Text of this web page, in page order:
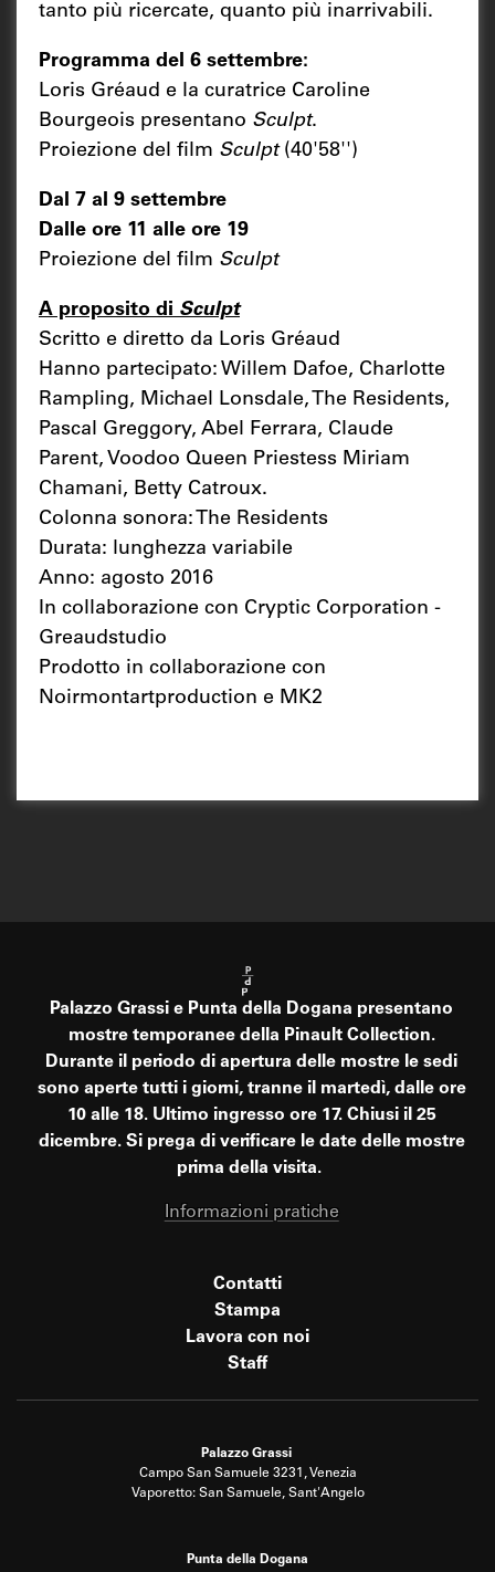
tanto più ricercate, quanto più inarrivabili.
Programma del 6 settembre:
Loris Gréaud e la curatrice Caroline
Bourgeois presentano Sculpt.
Proiezione del film Sculpt(40'58'')
Dal 7 al 9 settembre
Dalle ore 11 alle ore 19
Proiezione del film Sculpt
A proposito di Sculpt
Scritto e diretto da Loris Gréaud
Hanno partecipato: Willem Dafoe, Charlotte
Rampling, Michael Lonsdale, The Residents,
Pascal Greggory, Abel Ferrara, Claude
Parent, Voodoo Queen Priestess Miriam
Chamani, Betty Catroux.
Colonna sonora: The Residents
Durata: lunghezza variabile
Anno: agosto 2016
In collaborazione con Cryptic Corporation -
Greaudstudio
Prodotto in collaborazione con
Noirmontartproduction e MK2
Palazzo Grassi e Punta della Dogana presentano
mostre temporanee della Pinault Collection.
Durante il periodo di apertura delle mostre le sedi
sono aperte tutti i giorni, tranne il martedì, dalle ore
10 alle 18. Ultimo ingresso ore 17. Chiusi il 25
dicembre. Si prega di verificare le date delle mostre
prima della visita.
Informazioni pratiche
Contatti
Stampa
Lavora con noi
Staff
Palazzo Grassi
Campo San Samuele 3231, Venezia
Vaporetto: San Samuele, Sant'Angelo
Punta della Dogana